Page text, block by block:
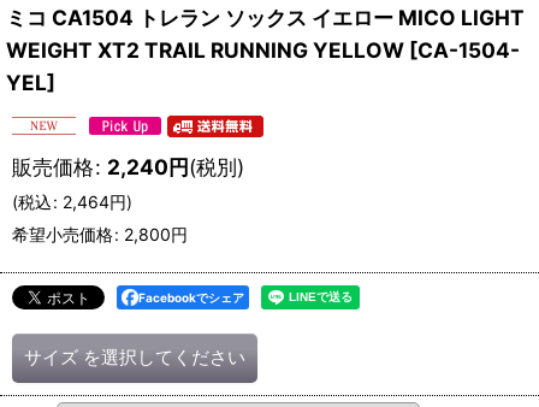
ミコ CA1504 トレラン ソックス イエロー MICO LIGHT
WEIGHT XT2 TRAIL RUNNING YELLOW [CA-1504-
YEL]
販売価格: 2,240円(税別)
(税込: 2,464円)
希望小売価格: 2,800円
Facebookでシェア
サイズ を選択してください